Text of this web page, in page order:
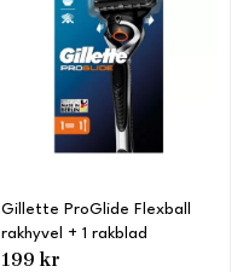
Gillette ProGlide Flexball
rakhyvel + 1 rakblad
199 kr